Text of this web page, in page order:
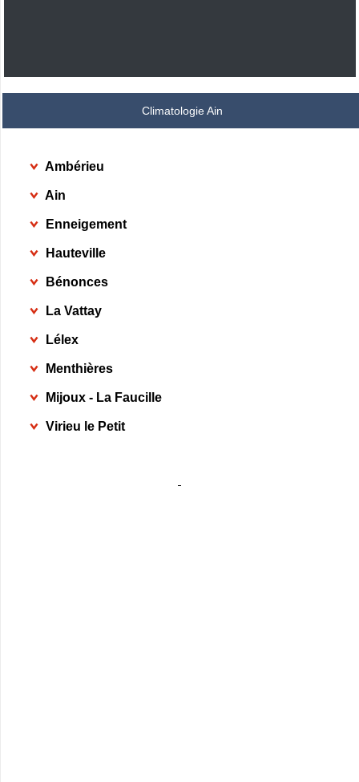
Climatologie Ain
Ambérieu
Ain
Enneigement
Hauteville
Bénonces
La Vattay
Lélex
Menthières
Mijoux - La Faucille
Virieu le Petit